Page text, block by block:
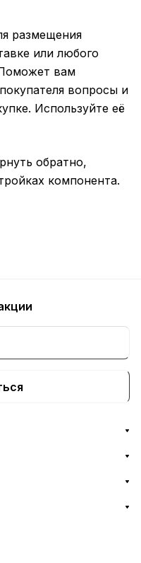
размещения
или любого
вам
вопросы и
Используйте её
обратно,
компонента.